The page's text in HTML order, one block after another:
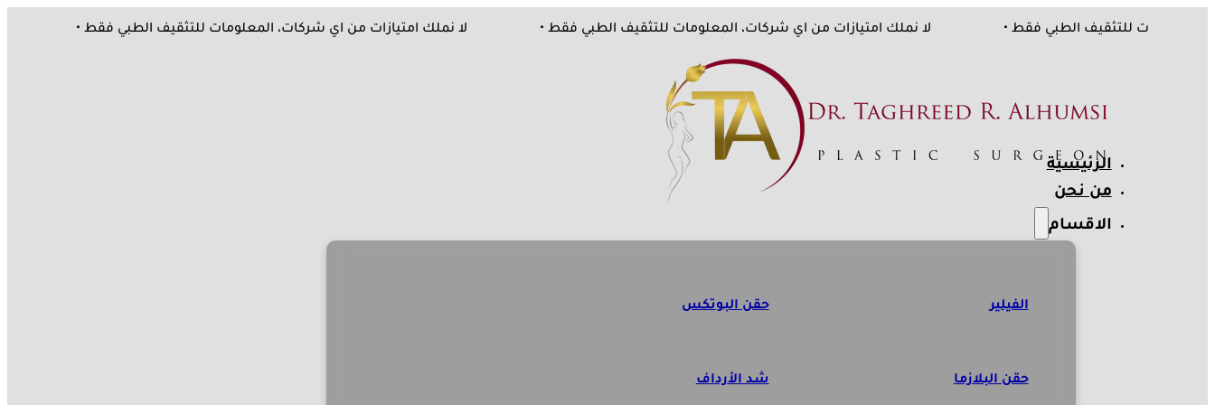
المعلومات للتثقيف الطبي فقط • لا نملك امتيازات من اي شركات، المعلومات للتثقيف الطبي فقط • لا نملك امتيازات من اي شركات، المعلومات للتثقيف الطبي فقط •
الرئيسية
من نحن
الاقسام
الفيلير
حقن البلازما
حقن البوتكس
شد الأرداف